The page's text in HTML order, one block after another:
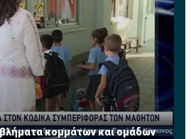
κομμάτων και ομάδων